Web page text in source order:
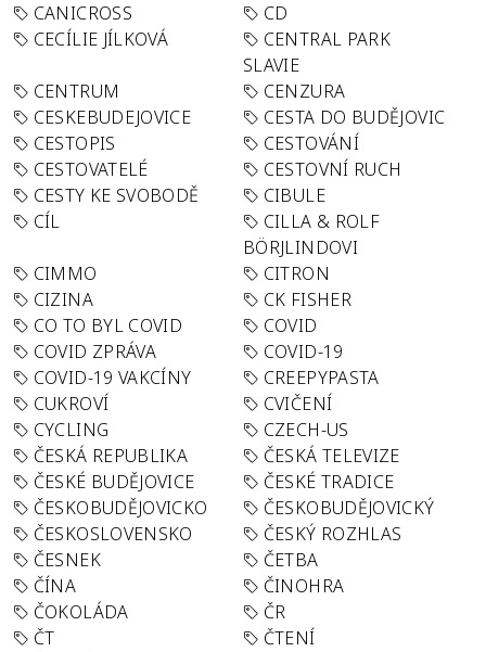
CANICROSS
CD
CECÍLIE JÍLKOVÁ
CENTRAL PARK
SLAVIE
CENTRUM
CENZURA
CESKEBUDEJOVICE
CESTA DO BUDĚJOVIC
CESTOPIS
CESTOVÁNÍ
CESTOVATELÉ
CESTOVNÍ RUCH
CESTY KE SVOBODĚ
CIBULE
CÍL
CILLA & ROLF
BÖRJLINDOVI
CIMMO
CITRON
CIZINA
CK FISHER
CO TO BYL COVID
COVID
COVID ZPRÁVA
COVID-19
COVID-19 VAKCÍNY
CREEPYPASTA
CUKROVÍ
CVIČENÍ
CYCLING
CZECH-US
ČESKÁ REPUBLIKA
ČESKÁ TELEVIZE
ČESKÉ BUDĚJOVICE
ČESKÉ TRADICE
ČESKOBUDĚJOVICKO
ČESKOBUDĚJOVICKÝ
ČESKOSLOVENSKO
ČESKÝ ROZHLAS
ČESNEK
ČETBA
ČÍNA
ČINOHRA
ČOKOLÁDA
ČR
ČT
ČTENÍ